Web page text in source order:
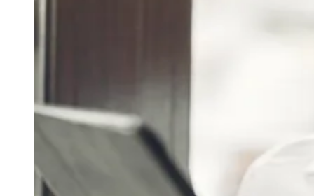
Divulgar Vagas
Segurança Regional
Hospitais Estaduais
Parques & Represas
Santana de Parnaíba
CarapicuíbaJandira Cotia
do Bom Jesus
Caieiras